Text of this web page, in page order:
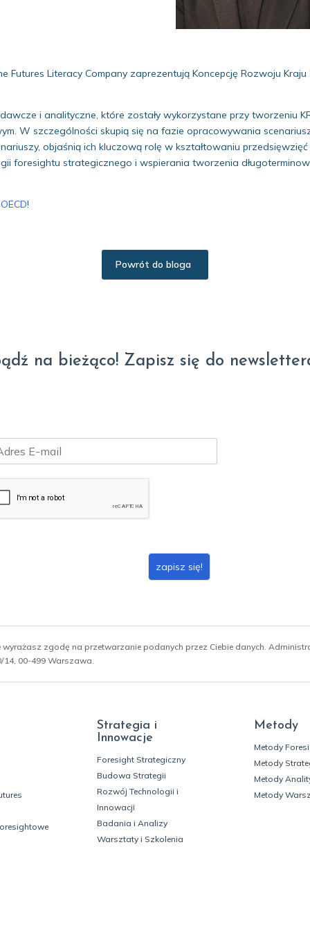
Futures Literacy Company zaprezentują Koncepcję Rozwoju Kraju
i analityczne, które zostały wykorzystane przy tworzeniu
W szczególności skupią się na fazie opracowywania
objaśnią ich kluczową rolę w kształtowaniu
foresightu strategicznego i wspierania tworzenia
!
Powrót do bloga
na bieżąco! Zapisz się do
zapisz się!
zgodę na przetwarzanie podanych przez Ciebie danych.
14, 00-499 Warszawa.
Strategia i
Innowacje
Foresight Strategiczny
Budowa Strategii
Rozwój Technologii i
Innowacji
Badania i Analizy
Warsztaty i Szkolenia
Metody
Metody
Metody
Metody
Metody